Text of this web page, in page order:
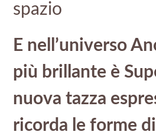
spazio
E nell’universo
più brillante è
nuova tazza
ricorda le forme